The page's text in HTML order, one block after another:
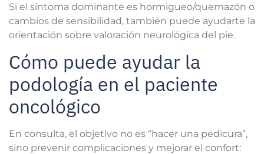
Si el síntoma dominante es hormigueo/quemazón o
cambios de sensibilidad, también puede ayudarte la
orientación sobre valoración neurológica del pie.
Cómo puede ayudar la
podología en el paciente
oncológico
En consulta, el objetivo no es “hacer una pedicura”,
sino prevenir complicaciones y mejorar el confort: